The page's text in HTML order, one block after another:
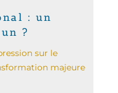
: un
?
sur le
majeure